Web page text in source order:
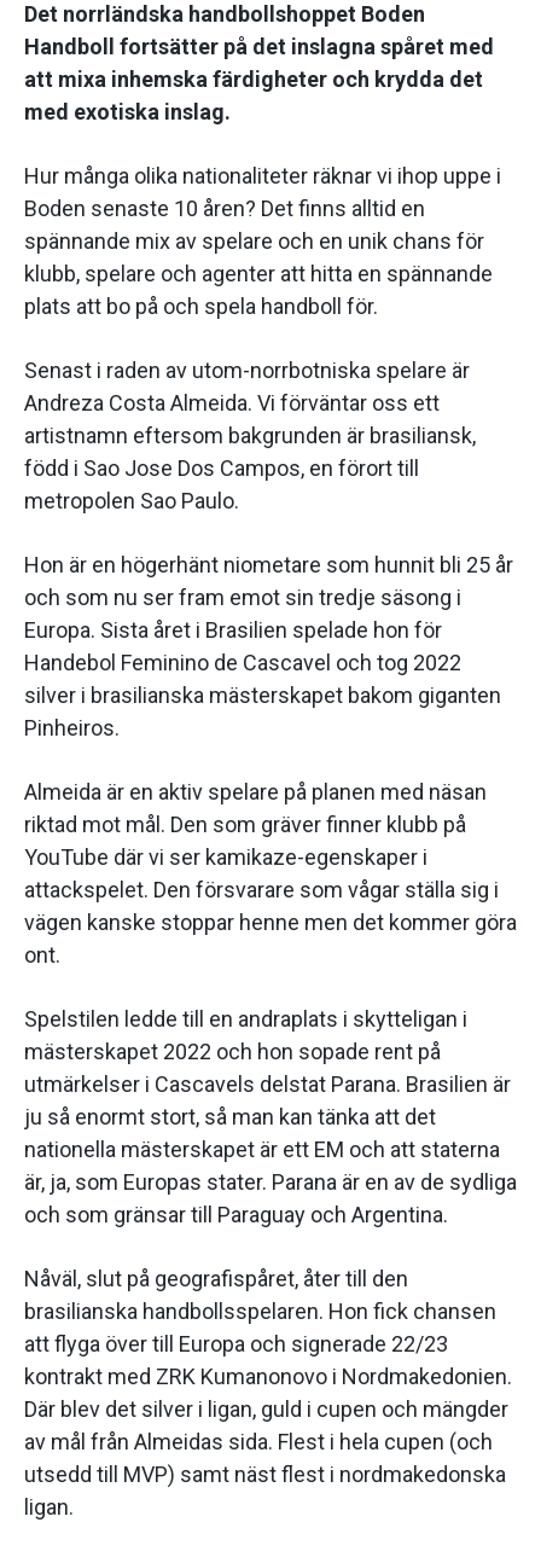
Det norrländska handbollshoppet Boden
Handboll fortsätter på det inslagna spåret med
att mixa inhemska färdigheter och krydda det
med exotiska inslag.
Hur många olika nationaliteter räknar vi ihop uppe i
Boden senaste 10 åren? Det finns alltid en
spännande mix av spelare och en unik chans för
klubb, spelare och agenter att hitta en spännande
plats att bo på och spela handboll för.
Senast i raden av utom-norrbotniska spelare är
Andreza Costa Almeida. Vi förväntar oss ett
artistnamn eftersom bakgrunden är brasiliansk,
född i Sao Jose Dos Campos, en förort till
metropolen Sao Paulo.
Hon är en högerhänt niometare som hunnit bli 25 år
och som nu ser fram emot sin tredje säsong i
Europa. Sista året i Brasilien spelade hon för
Handebol Feminino de Cascavel och tog 2022
silver i brasilianska mästerskapet bakom giganten
Pinheiros.
Almeida är en aktiv spelare på planen med näsan
riktad mot mål. Den som gräver finner klubb på
YouTube där vi ser kamikaze-egenskaper i
attackspelet. Den försvarare som vågar ställa sig i
vägen kanske stoppar henne men det kommer göra
ont.
Spelstilen ledde till en andraplats i skytteligan i
mästerskapet 2022 och hon sopade rent på
utmärkelser i Cascavels delstat Parana. Brasilien är
ju så enormt stort, så man kan tänka att det
nationella mästerskapet är ett EM och att staterna
är, ja, som Europas stater. Parana är en av de sydliga
och som gränsar till Paraguay och Argentina.
Nåväl, slut på geografispåret, åter till den
brasilianska handbollsspelaren. Hon fick chansen
att flyga över till Europa och signerade 22/23
kontrakt med ZRK Kumanonovo i Nordmakedonien.
Där blev det silver i ligan, guld i cupen och mängder
av mål från Almeidas sida. Flest i hela cupen (och
utsedd till MVP) samt näst flest i nordmakedonska
ligan.